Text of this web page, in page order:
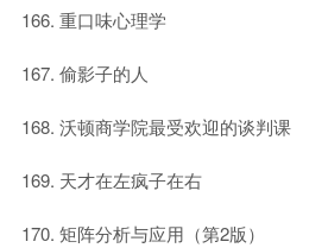
重口味心理学
偷影子的人
沃顿商学院最受欢迎的谈判课
天才在左疯子在右
矩阵分析与应用（第2版）